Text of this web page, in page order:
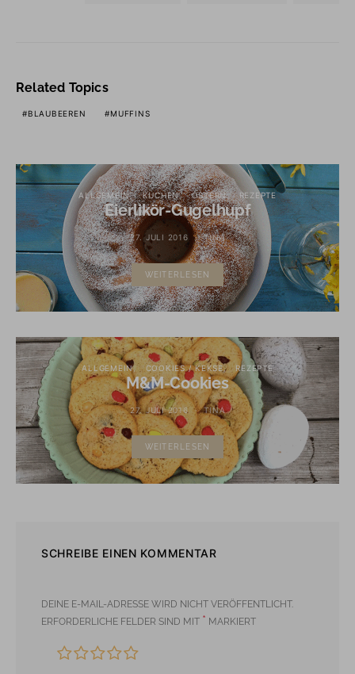
Related Topics
BLAUBEEREN MUFFINS
ALLGEMEIN KUCHEN OSTERN REZEPTE
Eierlikör-Gugelhupf
27. JULI 2016 TINA
WEITERLESEN
ALLGEMEIN COOKIES / KEKSE REZEPTE
M&M-Cookies
27. JULI 2016 TINA
WEITERLESEN
SCHREIBE EINEN KOMMENTAR
DEINE E-MAIL-ADRESSE WIRD NICHT VERÖFFENTLICHT.
ERFORDERLICHE FELDER SIND MIT * MARKIERT